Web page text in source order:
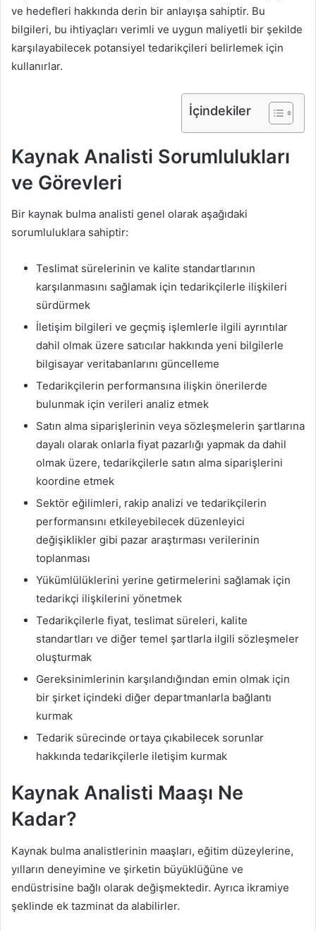
ve hedefleri hakkında derin bir anlayışa sahiptir. Bu
bilgileri, bu ihtiyaçları verimli ve uygun maliyetli bir şekilde
karşılayabilecek potansiyel tedarikçileri belirlemek için
kullanırlar.
İçindekiler
Kaynak Analisti Sorumlulukları
ve Görevleri
Bir kaynak bulma analisti genel olarak aşağıdaki
sorumluluklara sahiptir:
Teslimat sürelerinin ve kalite standartlarının
karşılanmasını sağlamak için tedarikçilerle ilişkileri
sürdürmek
İletişim bilgileri ve geçmiş işlemlerle ilgili ayrıntılar
dahil olmak üzere satıcılar hakkında yeni bilgilerle
bilgisayar veritabanlarını güncelleme
Tedarikçilerin performansına ilişkin önerilerde
bulunmak için verileri analiz etmek
Satın alma siparişlerinin veya sözleşmelerin şartlarına
dayalı olarak onlarla fiyat pazarlığı yapmak da dahil
olmak üzere, tedarikçilerle satın alma siparişlerini
koordine etmek
Sektör eğilimleri, rakip analizi ve tedarikçilerin
performansını etkileyebilecek düzenleyici
değişiklikler gibi pazar araştırması verilerinin
toplanması
Yükümlülüklerini yerine getirmelerini sağlamak için
tedarikçi ilişkilerini yönetmek
Tedarikçilerle fiyat, teslimat süreleri, kalite
standartları ve diğer temel şartlarla ilgili sözleşmeler
oluşturmak
Gereksinimlerinin karşılandığından emin olmak için
bir şirket içindeki diğer departmanlarla bağlantı
kurmak
Tedarik sürecinde ortaya çıkabilecek sorunlar
hakkında tedarikçilerle iletişim kurmak
Kaynak Analisti Maaşı Ne
Kadar?
Kaynak bulma analistlerinin maaşları, eğitim düzeylerine,
yılların deneyimine ve şirketin büyüklüğüne ve
endüstrisine bağlı olarak değişmektedir. Ayrıca ikramiye
şeklinde ek tazminat da alabilirler.